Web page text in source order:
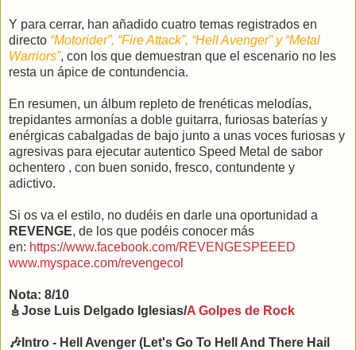
Y para cerrar, han añadido cuatro temas registrados en
directo “Motorider”, “Fire Attack”, “Hell Avenger” y “Metal
Warriors”, con los que demuestran que el escenario no les
resta un ápice de contundencia.
En resumen, un álbum repleto de frenéticas melodías,
trepidantes armonías a doble guitarra, furiosas baterías y
enérgicas cabalgadas de bajo junto a unas voces furiosas y
agresivas para ejecutar autentico Speed Metal de sabor
ochentero , con buen sonido, fresco, contundente y
adictivo.
Si os va el estilo, no dudéis en darle una oportunidad a
REVENGE, de los que podéis conocer más
en: https://www.facebook.com/REVENGESPEEED
www.myspace.com/revengecol
Nota: 8/10
🎸Jose Luis Delgado Iglesias/A Golpes de Rock
🎶Intro - Hell Avenger (Let's Go To Hell And There Hail